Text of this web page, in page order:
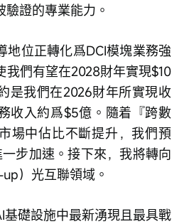
證的專業能力。
地位正轉化爲DCI模塊業務強
我們有望在2028財年實現$10
是我們在2026財年所實現收
收入約爲$5億。隨着『跨數
場中佔比不斷提升，我們預
步加速。接下來，我將轉向
）光互聯領域。
基礎設施中最新湧現且最具戰